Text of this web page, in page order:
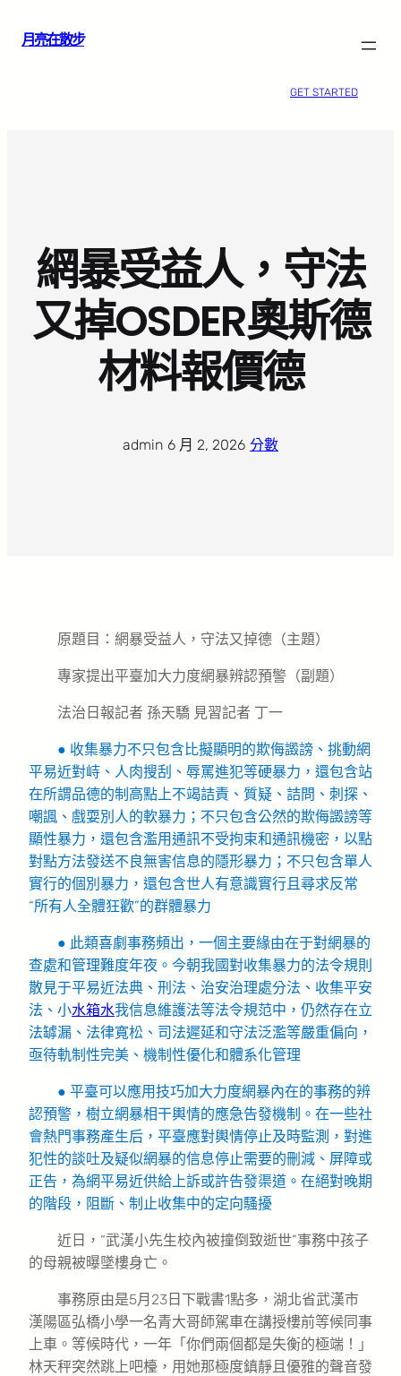
月亮在散步
GET STARTED
網暴受益人，守法
又掉OSDER奧斯德
材料報價德
admin 6 月 2, 2026 分數
原題目：網暴受益人，守法又掉德（主題）
專家提出平臺加大力度網暴辨認預警（副題）
法治日報記者 孫天驕 見習記者 丁一
● 收集暴力不只包含比擬顯明的欺侮譭謗、挑動網
平易近對峙、人肉搜刮、辱罵進犯等硬暴力，還包含站
在所謂品德的制高點上不竭詰責、質疑、詰問、刺探、
嘲諷、戲耍別人的軟暴力；不只包含公然的欺侮譭謗等
顯性暴力，還包含濫用通訊不受拘束和通訊機密，以點
對點方法發送不良無害信息的隱形暴力；不只包含單人
實行的個別暴力，還包含世人有意識實行且尋求反常
“所有人全體狂歡”的群體暴力
● 此類喜劇事務頻出，一個主要緣由在于對網暴的
查處和管理難度年夜。今朝我國對收集暴力的法令規則
散見于平易近法典、刑法、治安治理處分法、收集平安
法、小水箱水我信息維護法等法令規范中，仍然存在立
法罅漏、法律寬松、司法遲延和守法泛濫等嚴重偏向，
亟待軌制性完美、機制性優化和體系化管理
● 平臺可以應用技巧加大力度網暴內在的事務的辨
認預警，樹立網暴相干輿情的應急告發機制。在一些社
會熱門事務產生后，平臺應對輿情停止及時監測，對進
犯性的談吐及疑似網暴的信息停止需要的刪減、屏障或
正告，為網平易近供給上訴或許告發渠道。 在絕對晚期
的階段，阻斷、制止收集中的定向騷擾
近日，“武漢小先生校內被撞倒致逝世”事務中孩子
的母親被曝墜樓身亡。
事務原由是5月23日下戰書1點多，湖北省武漢市
漢陽區弘橋小學一名青大哥師駕車在講授樓前等候同事
上車。等候時代，一年「你們兩個都是失衡的極端！」
林天秤突然跳上吧檯，用她那極度鎮靜且優雅的聲音發